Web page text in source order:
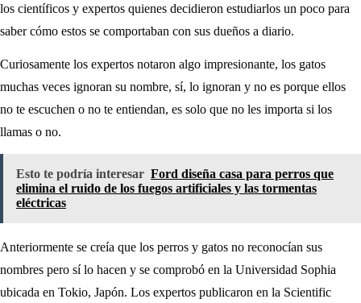
los científicos y expertos quienes decidieron estudiarlos un poco para
saber cómo estos se comportaban con sus dueños a diario.
Curiosamente los expertos notaron algo impresionante, los gatos
muchas veces ignoran su nombre, sí, lo ignoran y no es porque ellos
no te escuchen o no te entiendan, es solo que no les importa si los
llamas o no.
Esto te podría interesar Ford diseña casa para perros que
elimina el ruido de los fuegos artificiales y las tormentas
eléctricas
Anteriormente se creía que los perros y gatos no reconocían sus
nombres pero sí lo hacen y se comprobó en la Universidad Sophia
ubicada en Tokio, Japón. Los expertos publicaron en la Scientific